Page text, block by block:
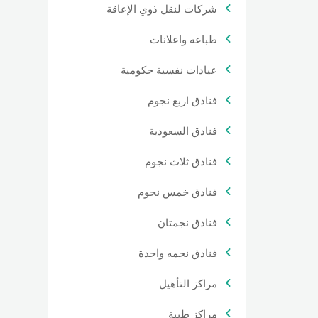
شركات لنقل ذوي الإعاقة
طباعه واعلانات
عيادات نفسية حكومية
فنادق اربع نجوم
فنادق السعودية
فنادق ثلاث نجوم
فنادق خمس نجوم
فنادق نجمتان
فنادق نجمه واحدة
مراكز التأهيل
مراكز طبية